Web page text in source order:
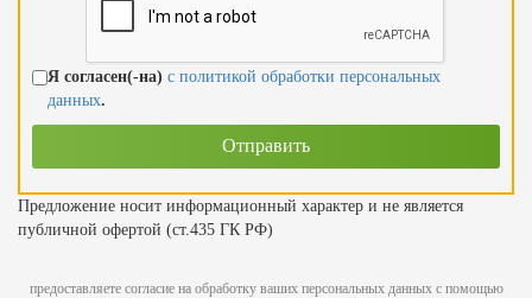
Я согласен(-на) с политикой обработки персональных
данных.
Предложение носит информационный характер и не является
публичной офертой (ст.435 ГК РФ)
предоставляете согласие на обработку ваших персональных данных с помощью